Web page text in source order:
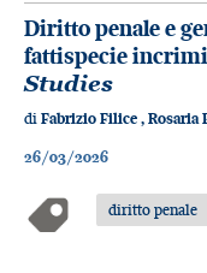
Diritto penale e
fattispecie
Studies
di Fabrizio Filice , Rosaria
26/03/2026
diritto penale